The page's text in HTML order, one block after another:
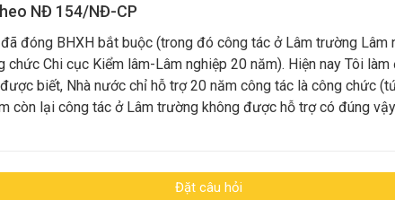
NĐ 154/NĐ-CP
đóng BHXH bắt buộc (trong đó công tác ở Lâm trường Lâm
chức Chi cục Kiểm lâm-Lâm nghiệp 20 năm). Hiện nay Tôi
biết, Nhà nước chỉ hỗ trợ 20 năm công tác là công chức
còn lại công tác ở Lâm trường không được hỗ trợ có đúng
Đặt câu hỏi